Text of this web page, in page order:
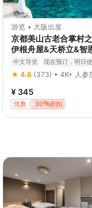
游览 • 大阪出发
京都美山古老合掌村
伊根舟屋&天桥立&智
美山茅葺合掌村部落
（大阪出发）
中文导览
现在预订，明日
免费取消
立即确认
★ 4.8 (373) • 4K+ 人参
¥ 345
30 折扣
优惠